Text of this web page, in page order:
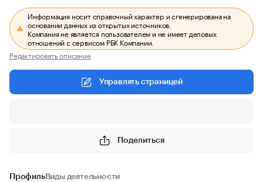
Информация носит справочный характер и сгенерирована на
основании данных из открытых источников.
Компания не является пользователем и не имеет деловых
отношений с сервисом РБК Компании.
Редактировать описание
Управлять страницей
Поделиться
ПрофильВиды деятельности